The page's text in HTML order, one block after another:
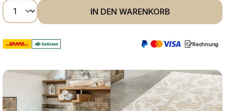
Produkt Anzahl: Gib den gewünschten
IN DEN WARENKORB
Rechnung